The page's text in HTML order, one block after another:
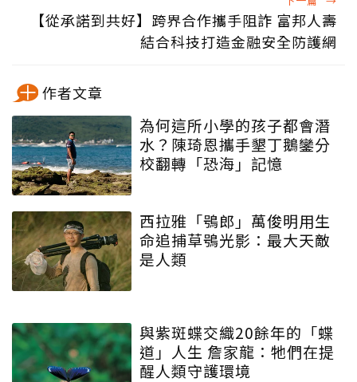
【從承諾到共好】跨界合作攜手阻詐 富邦人壽
結合科技打造金融安全防護網
作者文章
為何這所小學的孩子都會潛
水？陳琦恩攜手墾丁鵝鑾分
校翻轉「恐海」記憶
西拉雅「鴞郎」萬俊明用生
命追捕草鴞光影：最大天敵
是人類
與紫斑蝶交織20餘年的「蝶
道」人生 詹家龍：牠們在提
醒人類守護環境